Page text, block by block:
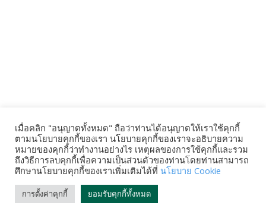
เมื่อคลิก "อนุญาตทั้งหมด" ถือว่าท่านได้อนุญาตให้เราใช้คุกกี้
ตามนโยบายคุกกี้ของเรา นโยบายคุกกี้ของเราจะอธิบายความ
หมายของคุกกี้ว่าทำงานอย่างไร เหตุผลของการใช้คุกกี้และรวม
ถึงวิธีการลบคุกกี้เพื่อความเป็นส่วนตัวของท่านโดยท่านสามารถ
ศึกษานโยบายคุกกี้ของเราเพิ่มเติมได้ที่ นโยบาย Cookie
การตั้งค่าคุกกี้ ยอมรับคุกกี้ทั้งหมด